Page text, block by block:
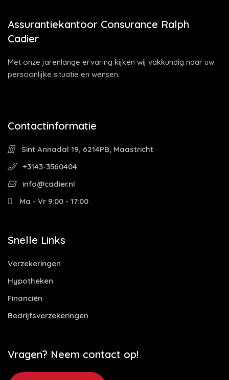
Assurantiekantoor Consurance Ralph
Cadier
Met onze jarenlange ervaring kijken wij vakkundig naar uw
persoonlijke situatie en wensen.
Contactinformatie
Sint Annadal 19, 6214PB, Maastricht
+3143-3560404
info@cadier.nl
Ma - Vr 9:00 - 17:00
Snelle Links
Verzekeringen
Hypotheken
Financiën
Bedrijfsverzekeringen
Vragen? Neem contact op!